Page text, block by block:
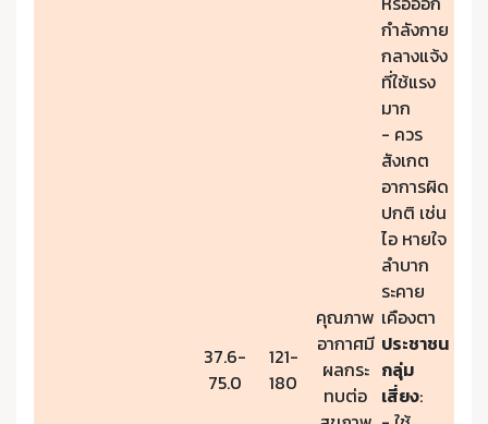
37.6-
75.0
121-
180
คุณภาพ
อากาศมี
ผลกระ
ทบต่อ
กำลังกาย
กลางแจ้ง
ที่ใช้แรง
มาก
- ควร
สังเกต
อาการผิด
ปกติ เช่น
ไอ หายใจ
ลำบาก
ระคาย
เคืองตา
ประชาชน
กลุ่ม
เสี่ยง: